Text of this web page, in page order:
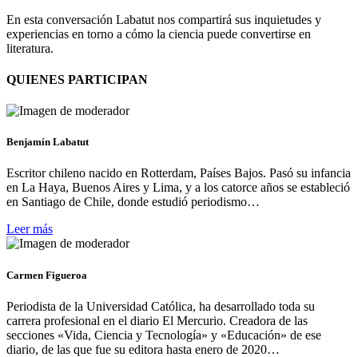
En esta conversación Labatut nos compartirá sus inquietudes y
experiencias en torno a cómo la ciencia puede convertirse en
literatura.
QUIENES PARTICIPAN
Benjamín Labatut
Escritor chileno nacido en Rotterdam, Países Bajos. Pasó su infancia
en La Haya, Buenos Aires y Lima, y a los catorce años se estableció
en Santiago de Chile, donde estudió periodismo…
Leer más
Carmen Figueroa
Periodista de la Universidad Católica, ha desarrollado toda su
carrera profesional en el diario El Mercurio. Creadora de las
secciones «Vida, Ciencia y Tecnología» y «Educación» de ese
diario, de las que fue su editora hasta enero de 2020…